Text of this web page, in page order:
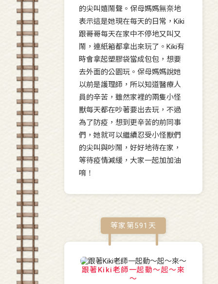
的尖叫嬉鬧聲。保母媽媽無奈地
表示這是她現在每天的日常，Kiki
跟哥哥每天在家中不停地又叫又
鬧，連紙箱都拿出來玩了。Kiki有
時會拿起塑膠袋當成包包，想要
去外面的公園玩。保母媽媽說她
以前是護理師，所以知道醫療人
員的辛苦，雖然家裡的兩隻小怪
獸每天都在吵著要出去玩，不過
為了防疫，想到更辛苦的前同事
們，她就可以繼續忍受小怪獸們
的尖叫與吵鬧，好好地待在家，
等待疫情減緩，大家一起加加油
唷！
等家第591 天
跟著Kiki老師一起動～起～來
～